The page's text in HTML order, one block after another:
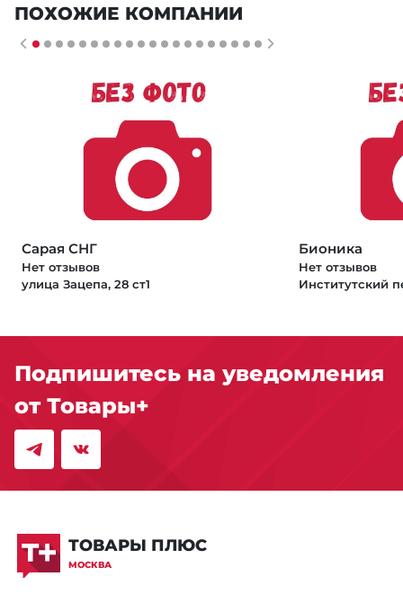
ПОХОЖИЕ КОМПАНИИ
Сарая СНГ
Нет отзывов
улица Зацепа, 28 ст1
Бионика
Нет отзывов
Институтский
Подпишитесь на уведомления
от Товары+
ТОВАРЫ ПЛЮС
МОСКВА